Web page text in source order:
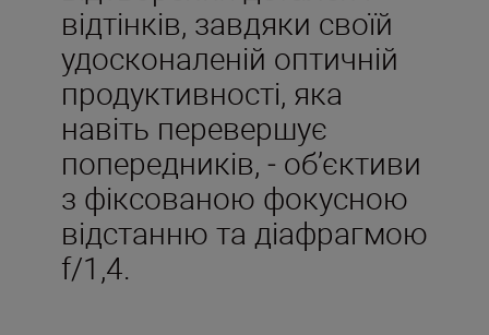
відтінків, завдяки своїй
удосконаленій оптичній
продуктивності, яка
навіть перевершує
попередників, ‒ об’єктиви
з фіксованою фокусною
відстанню та діафрагмою
f/1,4.